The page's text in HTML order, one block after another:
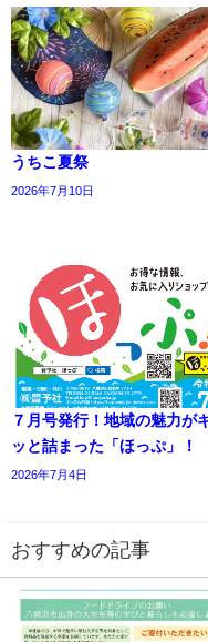
うちこ夏祭
2026年7月10日
７月号発行！地域の魅力が
ッと詰まった「ほっぷ」！
2026年7月4日
おすすめの記事